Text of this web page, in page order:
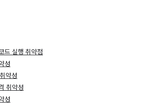
드 실행 취약점
성
약성
취약성
성